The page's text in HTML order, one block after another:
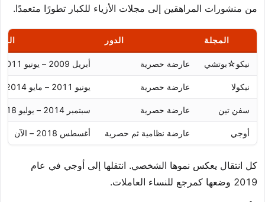
من منشورات المراهقين إلى مجلات الأزياء للكبار تطورًا متعمدًا.
المجلة الدور
نيكو☆بوتشي عارضة حصرية أبريل 2009 – يونيو 2011
نيكولا عارضة حصرية يونيو 2011 – مايو 2014
سفن تين عارضة حصرية سبتمبر 2014 – يوليو 2018
أوجي عارضة نظامية ثم حصرية أغسطس 2018 – الآن
كل انتقال يعكس نموها الشخصي. انتقلها إلى أوجي في عام
2019 وضعها كمرجع للنساء العاملات.